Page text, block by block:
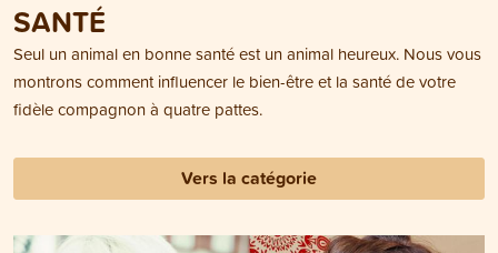
SANTÉ
Seul un animal en bonne santé est un animal heureux. Nous vous
montrons comment influencer le bien-être et la santé de votre
fidèle compagnon à quatre pattes.
Vers la catégorie